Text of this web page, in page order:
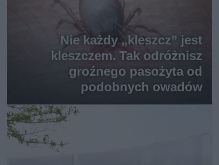
Nie każdy „kleszcz” jest
kleszczem. Tak odróżnisz
groźnego pasożyta od
podobnych owadów